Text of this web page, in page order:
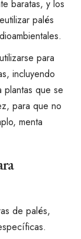
baratas, y los
palés
para
incluyendo
plantas que se
para que no
menta
de palés,